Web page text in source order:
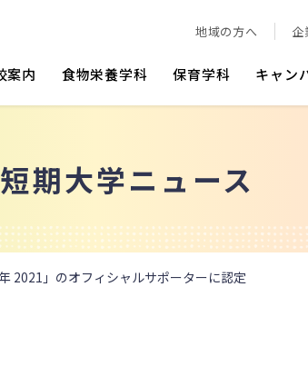
地域の方へ 企
案内 食物栄養学科 保育学科 キャン
期大学ニュース
2021」のオフィシャルサポーターに認定